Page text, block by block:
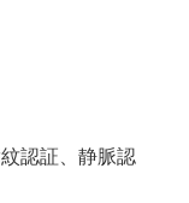
認証、静脈認